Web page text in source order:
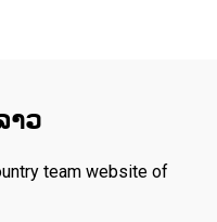
າວ
team website of